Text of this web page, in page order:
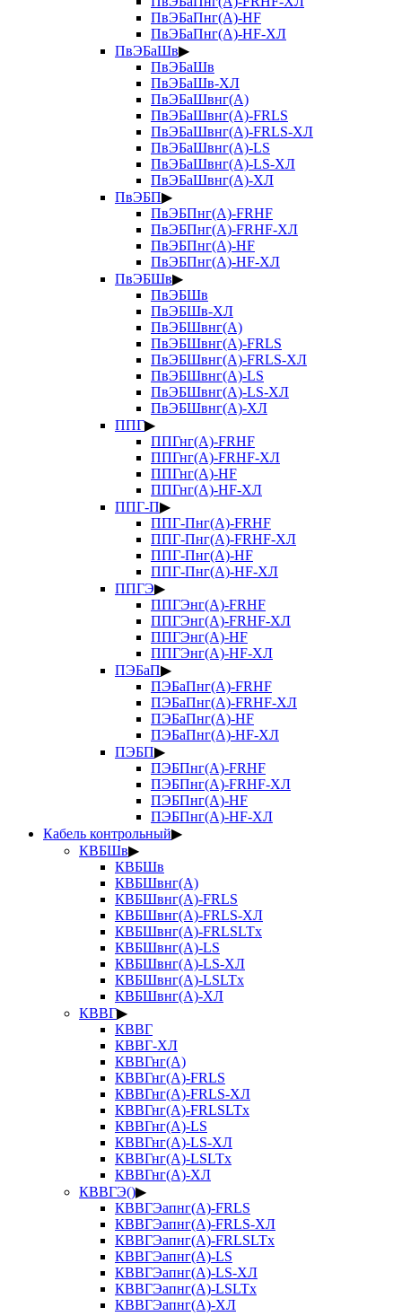
ПвЭБаПнг(А)-HF
ПвЭБаПнг(А)-HF-ХЛ
ПвЭБаШв▶
ПвЭБаШв
ПвЭБаШв-ХЛ
ПвЭБаШвнг(А)
ПвЭБаШвнг(А)-FRLS
ПвЭБаШвнг(А)-FRLS-ХЛ
ПвЭБаШвнг(А)-LS
ПвЭБаШвнг(А)-LS-ХЛ
ПвЭБаШвнг(А)-ХЛ
ПвЭБП▶
ПвЭБПнг(А)-FRHF
ПвЭБПнг(А)-FRHF-ХЛ
ПвЭБПнг(А)-HF
ПвЭБПнг(А)-HF-ХЛ
ПвЭБШв▶
ПвЭБШв
ПвЭБШв-ХЛ
ПвЭБШвнг(А)
ПвЭБШвнг(А)-FRLS
ПвЭБШвнг(А)-FRLS-ХЛ
ПвЭБШвнг(А)-LS
ПвЭБШвнг(А)-LS-ХЛ
ПвЭБШвнг(А)-ХЛ
ППГ▶
ППГнг(А)-FRHF
ППГнг(А)-FRHF-ХЛ
ППГнг(А)-HF
ППГнг(А)-HF-ХЛ
ППГ-П▶
ППГ-Пнг(А)-FRHF
ППГ-Пнг(А)-FRHF-ХЛ
ППГ-Пнг(А)-HF
ППГ-Пнг(А)-HF-ХЛ
ППГЭ▶
ППГЭнг(А)-FRHF
ППГЭнг(А)-FRHF-ХЛ
ППГЭнг(А)-HF
ППГЭнг(А)-HF-ХЛ
ПЭБаП▶
ПЭБаПнг(А)-FRHF
ПЭБаПнг(А)-FRHF-ХЛ
ПЭБаПнг(А)-HF
ПЭБаПнг(А)-HF-ХЛ
ПЭБП▶
ПЭБПнг(А)-FRHF
ПЭБПнг(А)-FRHF-ХЛ
ПЭБПнг(А)-HF
ПЭБПнг(А)-HF-ХЛ
Кабель контрольный▶
КВБШв▶
КВБШв
КВБШвнг(А)
КВБШвнг(А)-FRLS
КВБШвнг(А)-FRLS-ХЛ
КВБШвнг(А)-FRLSLTx
КВБШвнг(А)-LS
КВБШвнг(А)-LS-ХЛ
КВБШвнг(А)-LSLTx
КВБШвнг(А)-ХЛ
КВВГ▶
КВВГ
КВВГ-ХЛ
КВВГнг(А)
КВВГнг(А)-FRLS
КВВГнг(А)-FRLS-ХЛ
КВВГнг(А)-FRLSLTx
КВВГнг(А)-LS
КВВГнг(А)-LS-ХЛ
КВВГнг(А)-LSLTx
КВВГнг(А)-ХЛ
КВВГЭ()▶
КВВГЭапнг(А)-FRLS
КВВГЭапнг(А)-FRLS-ХЛ
КВВГЭапнг(А)-FRLSLTx
КВВГЭапнг(А)-LS
КВВГЭапнг(А)-LS-ХЛ
КВВГЭапнг(А)-LSLTx
КВВГЭапнг(А)-ХЛ